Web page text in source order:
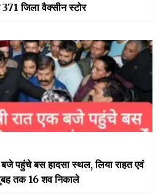
जिला वैक्सीन स्टोर
पहुंचे बस हादसा स्थल, लिया राहत एवं
तक 16 शव निकाले